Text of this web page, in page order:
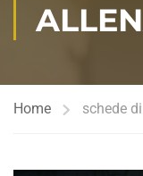
Home schede